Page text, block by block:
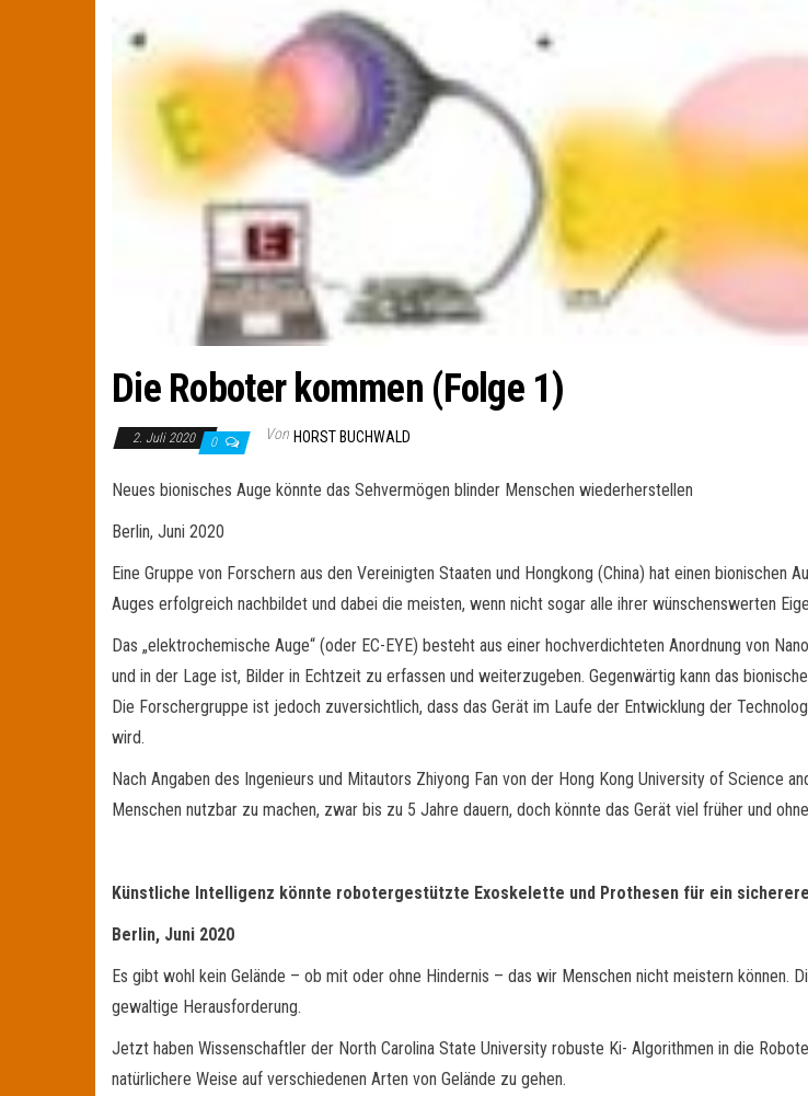
Die Roboter kommen (Folge 1)
2. Juli 2020 0 Von HORST BUCHWALD
Neues bionisches Auge könnte das Sehvermögen blinder Menschen wiederherstellen
Berlin, Juni 2020
Eine Gruppe von Forschern aus den Vereinigten Staaten und Hongkong (China) hat einen
Auges erfolgreich nachbildet und dabei die meisten, wenn nicht sogar alle ihrer wünschenswerten
Das „elektrochemische Auge“ (oder EC-EYE) besteht aus einer hochverdichteten Anordnung von
und in der Lage ist, Bilder in Echtzeit zu erfassen und weiterzugeben. Gegenwärtig kann das
Die Forschergruppe ist jedoch zuversichtlich, dass das Gerät im Laufe der Entwicklung der
wird.
Nach Angaben des Ingenieurs und Mitautors Zhiyong Fan von der Hong Kong University of Science
Menschen nutzbar zu machen, zwar bis zu 5 Jahre dauern, doch könnte das Gerät viel früher und
Künstliche Intelligenz könnte robotergestützte Exoskelette und Prothesen für ein
Berlin, Juni 2020
Es gibt wohl kein Gelände – ob mit oder ohne Hindernis – das wir Menschen nicht meistern
gewaltige Herausforderung.
Jetzt haben Wissenschaftler der North Carolina State University robuste Ki- Algorithmen in die
natürlichere Weise auf verschiedenen Arten von Gelände zu gehen.